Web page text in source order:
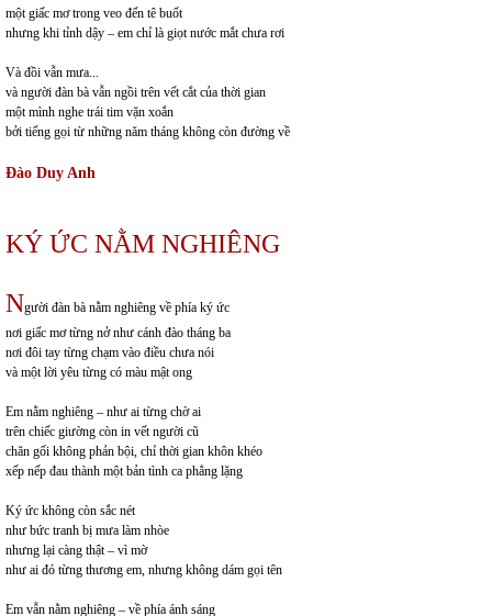
một giấc mơ trong veo đến tê buốt
nhưng khi tỉnh dậy – em chỉ là giọt nước mắt chưa rơi
Và đồi vẫn mưa...
và người đàn bà vẫn ngồi trên vết cắt của thời gian
một mình nghe trái tim vặn xoắn
bởi tiếng gọi từ những năm tháng không còn đường về
Đào Duy Anh
KÝ ỨC NẰM NGHIÊNG
Người đàn bà nằm nghiêng về phía ký ức
nơi giấc mơ từng nở như cánh đào tháng ba
nơi đôi tay từng chạm vào điều chưa nói
và một lời yêu từng có màu mật ong
Em nằm nghiêng – như ai từng chờ ai
trên chiếc giường còn in vết người cũ
chăn gối không phản bội, chỉ thời gian khôn khéo
xếp nếp đau thành một bản tình ca phẳng lặng
Ký ức không còn sắc nét
như bức tranh bị mưa làm nhòe
nhưng lại càng thật – vì mờ
như ai đó từng thương em, nhưng không dám gọi tên
Em vẫn nằm nghiêng – về phía ánh sáng